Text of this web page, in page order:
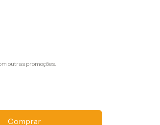
outras promoções.